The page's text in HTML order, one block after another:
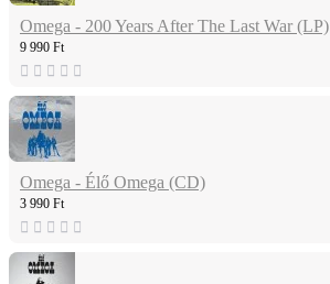
Omega - 200 Years After The Last War (LP)
9 990 Ft
Omega - Élő Omega (CD)
3 990 Ft